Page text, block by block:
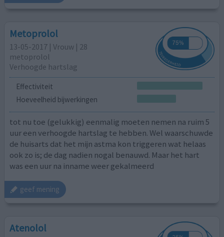
Metoprolol
13-05-2017 | Vrouw | 28
metoprolol
Verhoogde hartslag
Effectiviteit
Hoeveelheid bijwerkingen
tot nu toe (gelukkig) eenmalig moeten nemen na ruim 5
uur een verhoogde hartslag te hebben. Wel waarschuwde
de huisarts dat het mijn astma kon triggeren wat helaas
ook zo is; de dag nadien nogal benauwd. Maar het hart
was een uur na inname weer gekalmeerd
geef mening
Atenolol